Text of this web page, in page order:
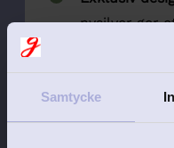
Samtycke
nysilver ger
kräver